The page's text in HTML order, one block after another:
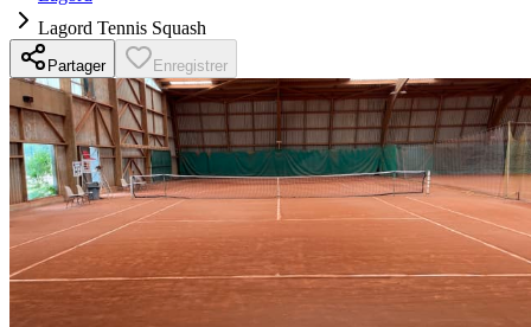
Lagord Tennis Squash
Partager Enregistrer